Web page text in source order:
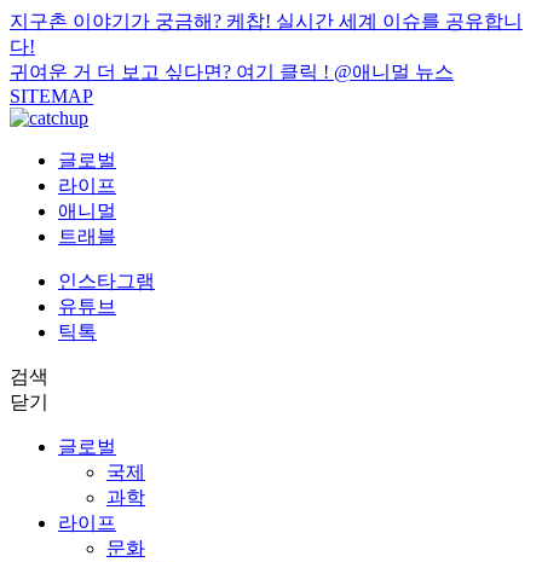
지구촌 이야기가 궁금해? 케찹! 실시간 세계 이슈를 공유합니
다!
귀여운 거 더 보고 싶다면? 여기 클릭 ! @애니멀 뉴스
SITEMAP
글로벌
라이프
애니멀
트래블
인스타그램
유튜브
틱톡
검색
닫기
글로벌
국제
과학
라이프
문화